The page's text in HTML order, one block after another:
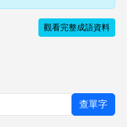
觀看完整成語資料
查單字